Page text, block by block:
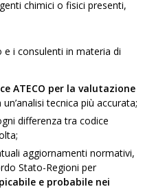
chimici o fisici presenti,
i consulenti in materia di
ATECO per la valutazione
tecnica più accurata;
differenza tra codice
aggiornamenti normativi,
Stato-Regioni per
e probabile nei